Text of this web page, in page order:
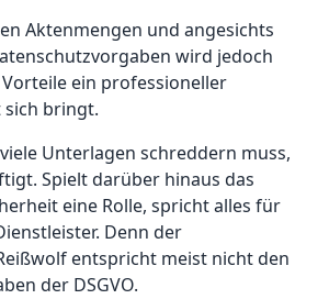
Aktenmengen und angesichts
wird jedoch
ein professioneller
bringt.
Unterlagen schreddern muss,
Spielt darüber hinaus das
eine Rolle, spricht alles für
Denn der
entspricht meist nicht den
der DSGVO.